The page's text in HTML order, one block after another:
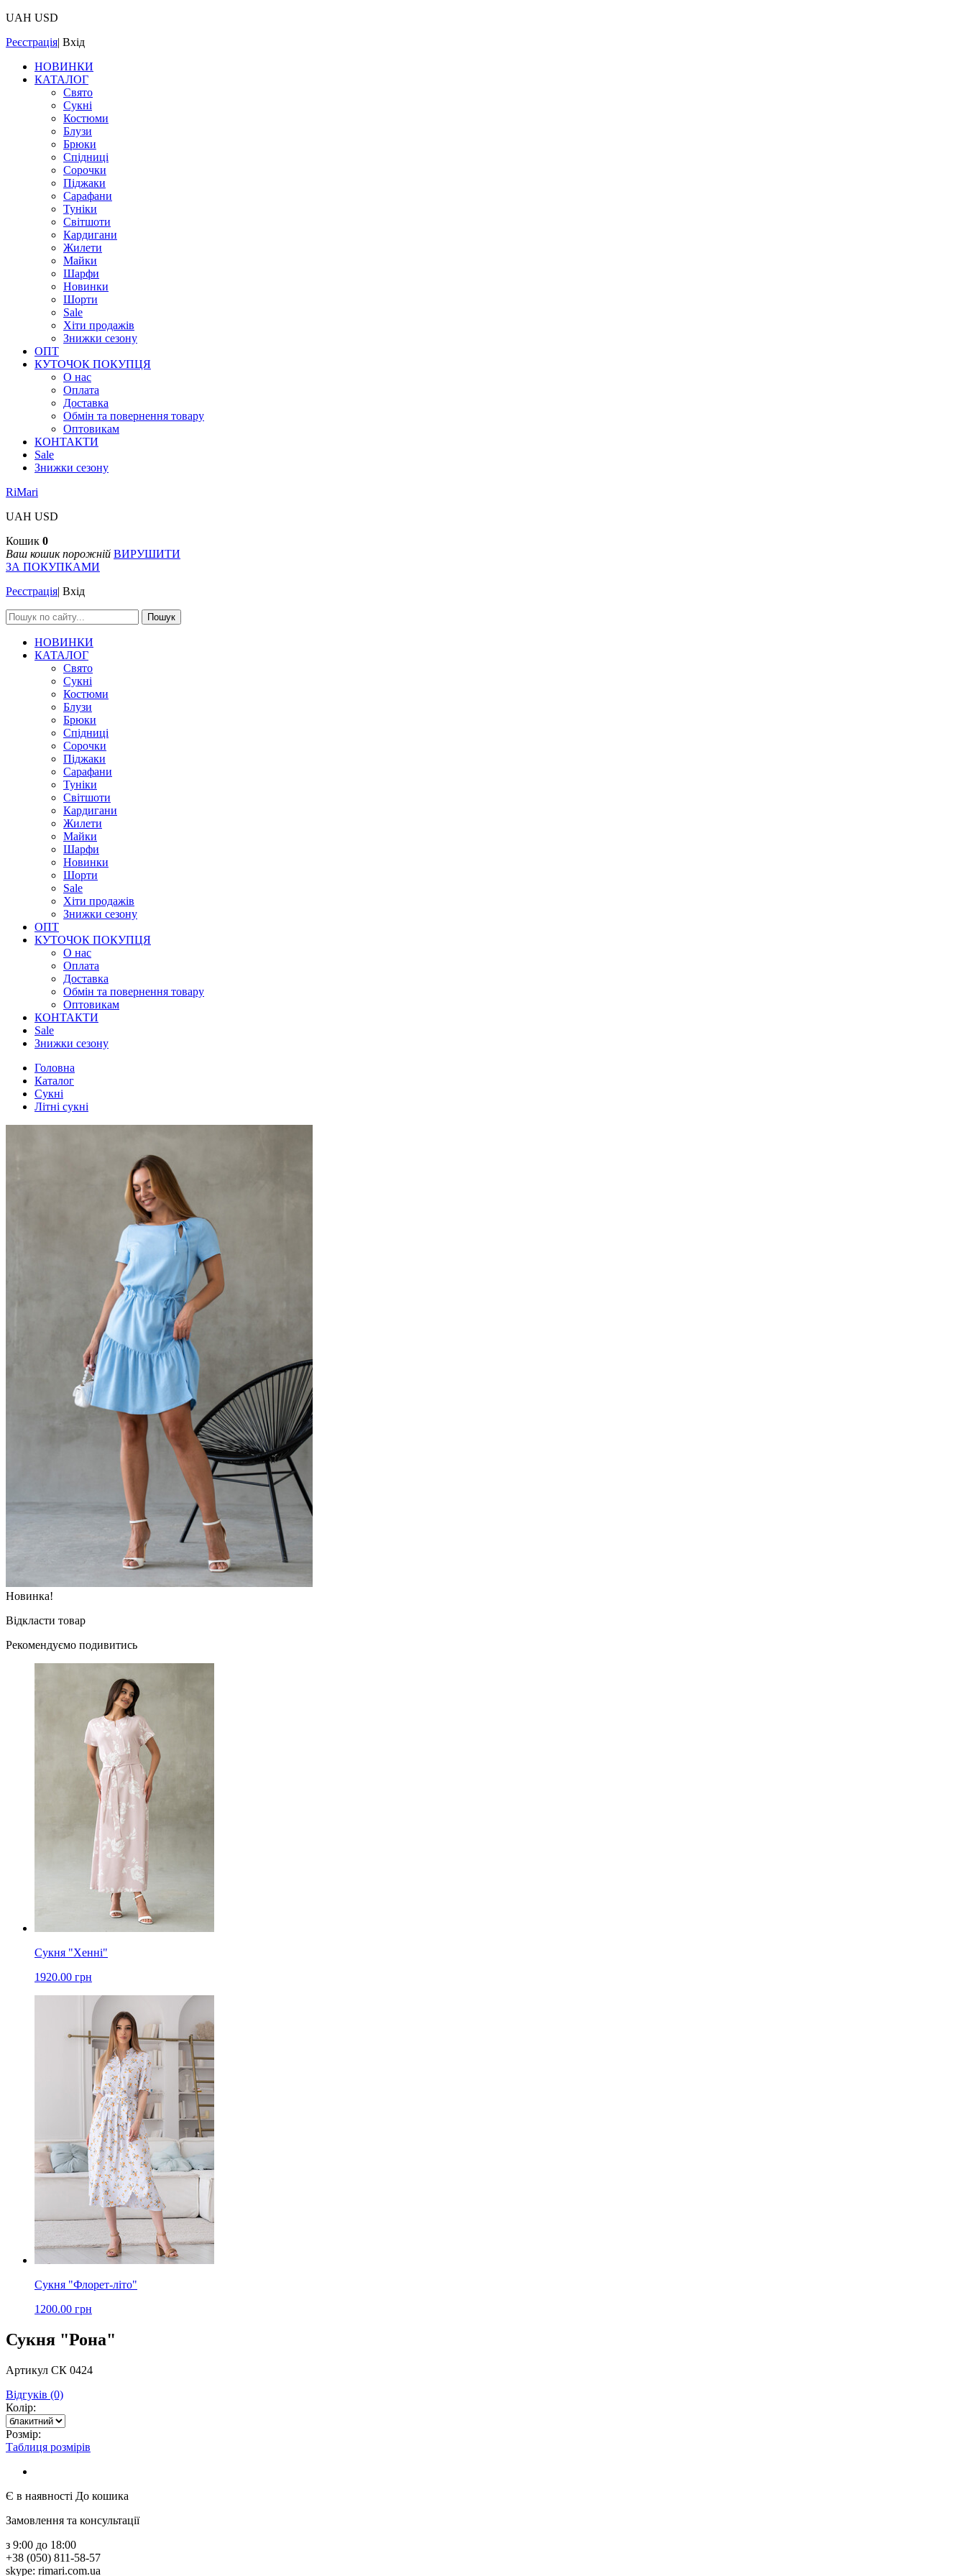
UAH USD
Реєстрація| Вхід
НОВИНКИ
КАТАЛОГ
Свято
Сукні
Костюми
Блузи
Брюки
Спідниці
Сорочки
Піджаки
Сарафани
Туніки
Світшоти
Кардигани
Жилети
Майки
Шарфи
Новинки
Шорти
Sale
Хіти продажів
Знижки сезону
ОПТ
КУТОЧОК ПОКУПЦЯ
О нас
Оплата
Доставка
Обмін та повернення товару
Оптовикам
КОНТАКТИ
Sale
Знижки сезону
RiMari
UAH USD
Кошик 0
Ваш кошик порожній ВИРУШИТИ
ЗА ПОКУПКАМИ
Реєстрація| Вхід
Пошук
НОВИНКИ
КАТАЛОГ
Свято
Сукні
Костюми
Блузи
Брюки
Спідниці
Сорочки
Піджаки
Сарафани
Туніки
Світшоти
Кардигани
Жилети
Майки
Шарфи
Новинки
Шорти
Sale
Хіти продажів
Знижки сезону
ОПТ
КУТОЧОК ПОКУПЦЯ
О нас
Оплата
Доставка
Обмін та повернення товару
Оптовикам
КОНТАКТИ
Sale
Знижки сезону
Головна
Каталог
Сукні
Літні сукні
Новинка!
Відкласти товар
Рекомендуємо подивитись
Сукня "Хенні"
1920.00 грн
Сукня "Флорет-літо"
1200.00 грн
Сукня "Рона"
Артикул СК 0424
Відгуків (0)
Колір:
Розмір:
Таблиця розмірів
Є в наявності До кошика
Замовлення та консультації
з 9:00 до 18:00
+38 (050) 811-58-57
skype: rimari.com.ua